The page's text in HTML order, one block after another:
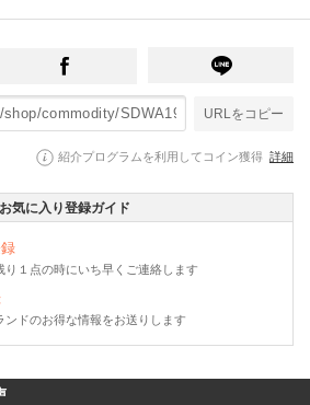
URLをコピー
紹介プログラムを利用してコイン獲得 詳細
お気に入り登録ガイド
１点の時にいち早くご連絡します
ンドのお得な情報をお送りします